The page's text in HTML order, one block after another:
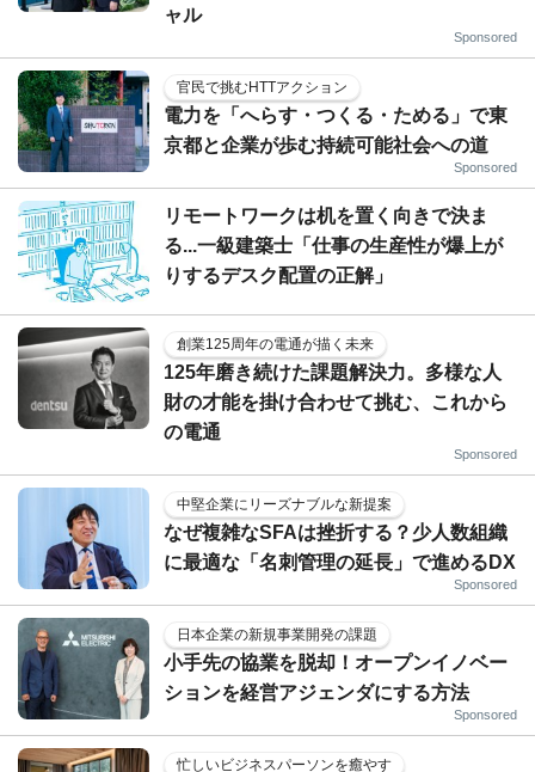
ャル
Sponsored
官民で挑むHTTアクション
電力を「へらす・つくる・ためる」で東
京都と企業が歩む持続可能社会への道
Sponsored
リモートワークは机を置く向きで決ま
る...一級建築士「仕事の生産性が爆上が
りするデスク配置の正解」
創業125周年の電通が描く未来
125年磨き続けた課題解決力。多様な人
財の才能を掛け合わせて挑む、これから
の電通
Sponsored
中堅企業にリーズナブルな新提案
なぜ複雑なSFAは挫折する？少人数組織
に最適な「名刺管理の延長」で進めるDX
Sponsored
日本企業の新規事業開発の課題
小手先の協業を脱却！オープンイノベー
ションを経営アジェンダにする方法
Sponsored
忙しいビジネスパーソンを癒やす